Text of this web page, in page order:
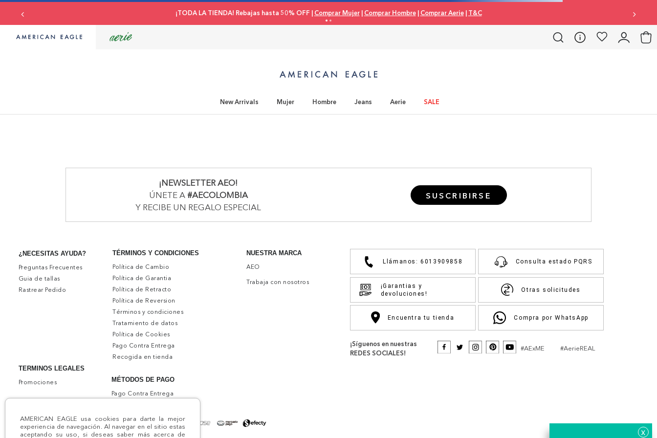
AMERICAN EAGLE usa cookies para darte la mejor
experiencia de navegación. Al navegar en el sitio estas
aceptando su uso, si deseas saber más acerca de
¡TODA LA TIENDA! Rebajas hasta 50% OFF | Comprar Mujer| Comprar Hombre| Comprar Aerie| T&C
New Arrivals Mujer Hombre Jeans Aerie SALE
x
¡NEWSLETTER AEO!
ÚNETE A #AECOLOMBIA
Y RECIBE UN REGALO ESPECIAL
SUSCRIBIRSE
¿NECESITAS AYUDA?
Preguntas Frecuentes
Guia de tallas
Rastrear Pedido
TERMINOS LEGALES
Promociones
TÉRMINOS Y CONDICIONES
Política de Cambio
Política de Garantia
Política de Retracto
Política de Reversion
Términos y condiciones
Tratamiento de datos
Política de Cookies
Pago Contra Entrega
Recogida en tienda
NUESTRA MARCA
AEO
Trabaja con nosotros
MÉTODOS DE PAGO
Pago Contra Entrega
Llámanos: 6013909858 Consulta estado PQRS
¡Garantias y
devoluciones!
Otras solicitudes
Encuentra tu tienda Compra por WhatsApp
¡Síguenos en nuestras
REDES SOCIALES!
#AExME #AerieREAL